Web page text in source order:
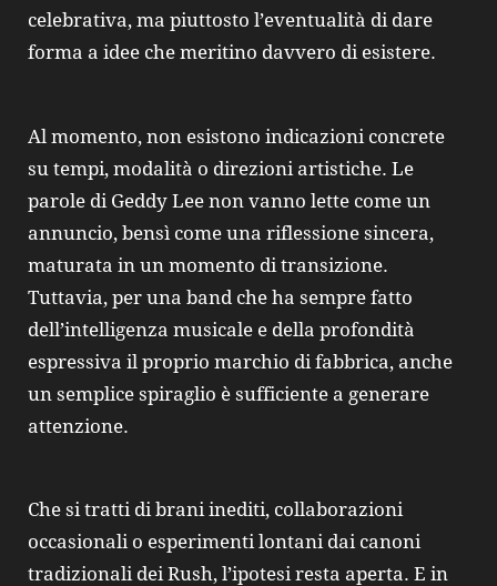
celebrativa, ma piuttosto l’eventualità di dare
forma a idee che meritino davvero di esistere.
Al momento, non esistono indicazioni concrete
su tempi, modalità o direzioni artistiche. Le
parole di Geddy Lee non vanno lette come un
annuncio, bensì come una riflessione sincera,
maturata in un momento di transizione.
Tuttavia, per una band che ha sempre fatto
dell’intelligenza musicale e della profondità
espressiva il proprio marchio di fabbrica, anche
un semplice spiraglio è sufficiente a generare
attenzione.
Che si tratti di brani inediti, collaborazioni
occasionali o esperimenti lontani dai canoni
tradizionali dei Rush, l’ipotesi resta aperta. E in